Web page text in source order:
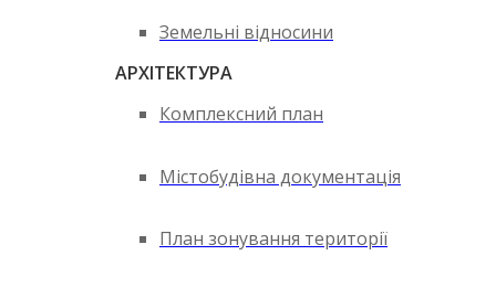
Земельні відносини
АРХІТЕКТУРА
Комплексний план
Містобудівна документація
План зонування території